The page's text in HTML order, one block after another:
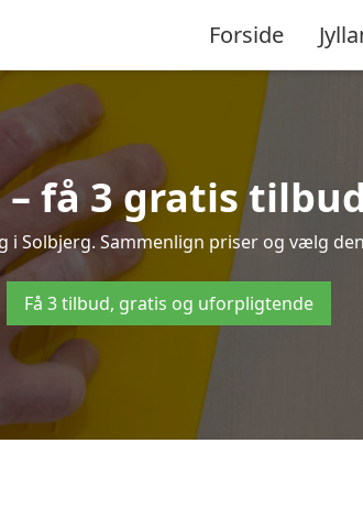
Forside
få 3 gratis
Solbjerg. Sammenlign priser og vælg
Få 3 tilbud, gratis og uforpligtende